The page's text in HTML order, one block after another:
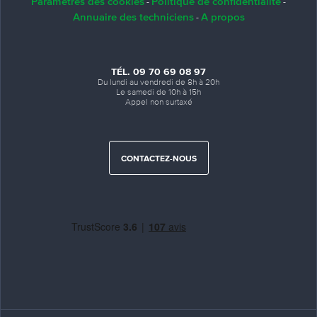
Annuaire des techniciens- A propos
TÉL. 09 70 69 08 97
Du lundi au vendredi de 8h à 20h
Le samedi de 10h à 15h
Appel non surtaxé
CONTACTEZ-NOUS